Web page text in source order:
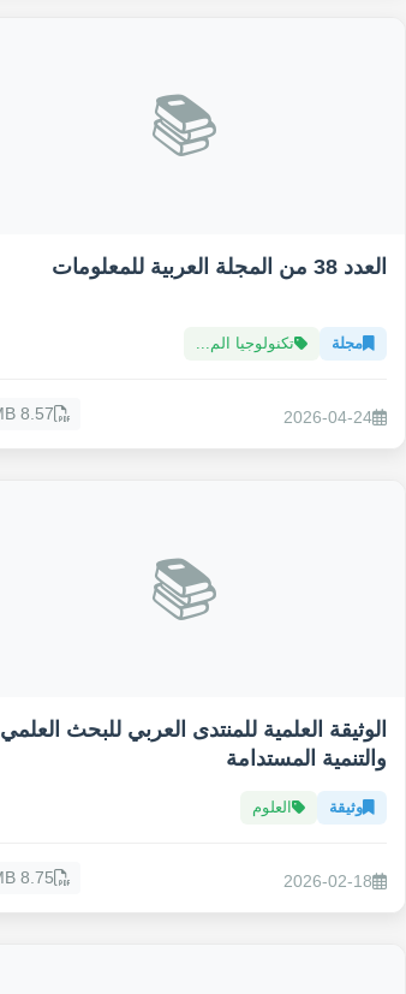
📚
العدد 38 من المجلة العربية للمعلومات
مجلة تكنولوجيا الم...
2026-04-24
8.57 MB
📚
الوثيقة العلمية للمنتدى العربي للبحث العلمي
والتنمية المستدامة
وثيقة العلوم
2026-02-18
8.75 MB